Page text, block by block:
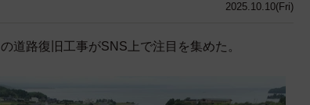
2025.10.10(Fri)
の道路復旧工事がSNS上で注目を集めた。